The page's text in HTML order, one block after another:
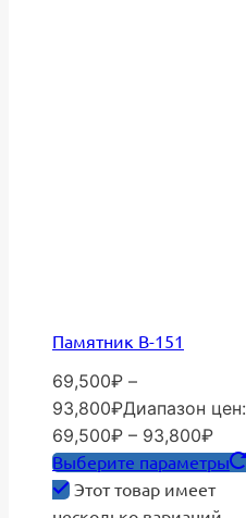
Памятник В-151
69,500₽ –
93,800₽Диапазон цен:
69,500₽ – 93,800₽
Выберите параметры
Этот товар имеет